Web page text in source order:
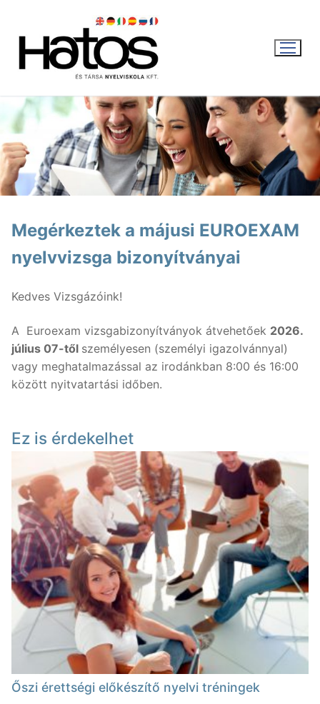
tartalomra
WEBSHOP
Magyar
Nyelvtanfolyamok
Lakossági nyelvtanfolyamok
Online nyelvi képzés
Szaknyelvi nyelvtanfolyamok
Nyelvvizsga előkészítő tanfolyamok
Vállalati nyelvtanfolyamok
Gyermektanfolyamok
Újlatin és orosz nyelv
Nyelvvizsgák
Rólunk
Kapcsolat
Fordítás, tolmácsolás
Blog
Tanárainknak
Módszertani központ
Keresése:
Megérkeztek a májusi EUROEXAM
nyelvvizsga bizonyítványai
Kedves Vizsgázóink!
A Euroexam vizsgabizonyítványok átvehetőek 2026.
július 07-től személyesen (személyi igazolvánnyal)
vagy meghatalmazással az irodánkban 8:00 és 16:00
között nyitvatartási időben.
Ez is érdekelhet
Őszi érettségi előkészítő nyelvi tréningek